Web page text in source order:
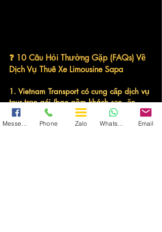
❓ 10 Câu Hỏi Thường Gặp (FAQs) Về
Dịch Vụ Thuê Xe Limousine Sapa
1. Vietnam Transport có cung cấp dịch vụ
tour trọn gói (bao gồm khách sạn, ăn
uống) không?
Không.
Vietnam Transport
chuyên cung cấp
Phone Zalo Email